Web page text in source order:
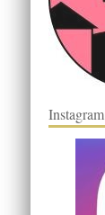
Instagram